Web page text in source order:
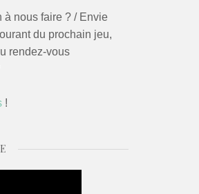
à nous faire ? / Envie
du prochain jeu,
rendez-vous
!